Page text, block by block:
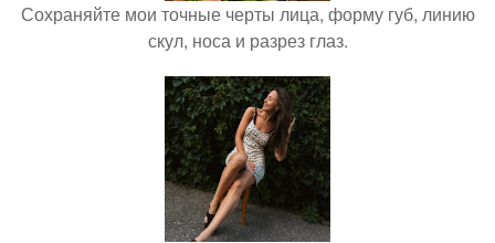
Сохраняйте мои точные черты лица, форму губ, линию
скул, носа и разрез глаз.